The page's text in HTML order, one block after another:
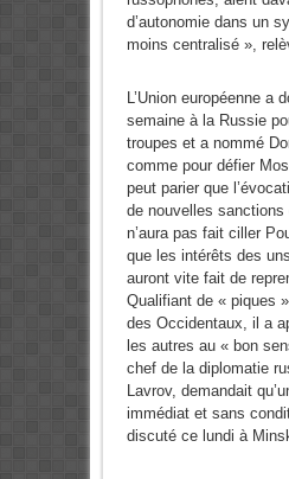
d’autonomie dans un
moins centralisé »,
L’Union européenne a
semaine à la Russie
troupes et a nommé
comme pour défier
peut parier que
de nouvelles sanctions
n’aura pas fait ciller
que les intérêts des
auront vite fait de
Qualifiant de « piques
des Occidentaux, il a
les autres au « bon
chef de la diplomatie
Lavrov, demandait
immédiat et sans
discuté ce lundi à